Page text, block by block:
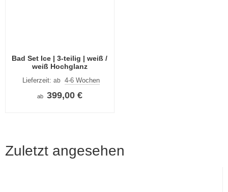
Bad Set Ice | 3-teilig | weiß /
weiß Hochglanz
Lieferzeit: ab 4-6 Wochen
ab 399,00 €
Zuletzt angesehen